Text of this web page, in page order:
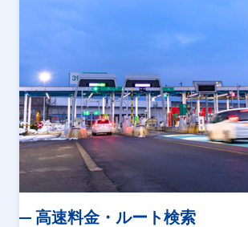
高速料金・ルート検索